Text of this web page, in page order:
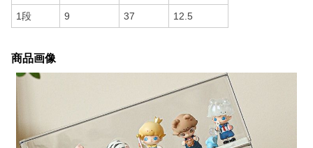
1段 9 37 12.5
商品画像